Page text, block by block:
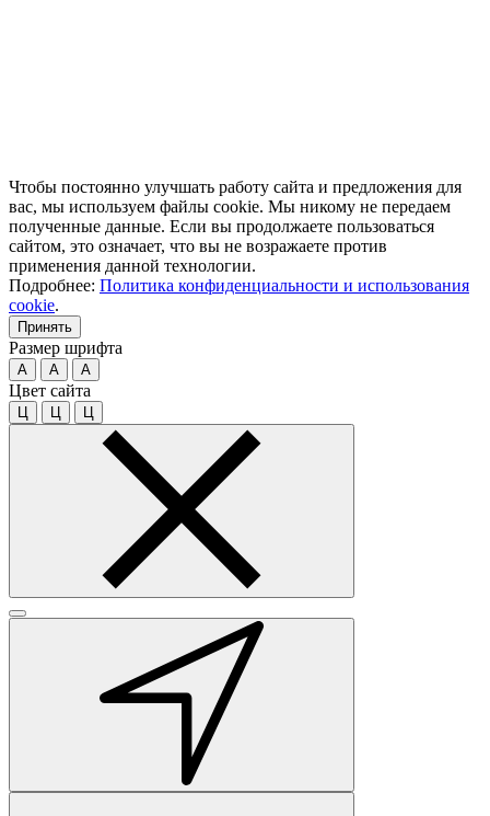
Чтобы постоянно улучшать работу сайта и предложения для
вас, мы используем файлы cookie. Мы никому не передаем
полученные данные. Если вы продолжаете пользоваться
сайтом, это означает, что вы не возражаете против
применения данной технологии.
Подробнее: Политика конфиденциальности и использования
cookie.
Принять
Размер шрифта
A A A
Цвет сайта
Ц Ц Ц